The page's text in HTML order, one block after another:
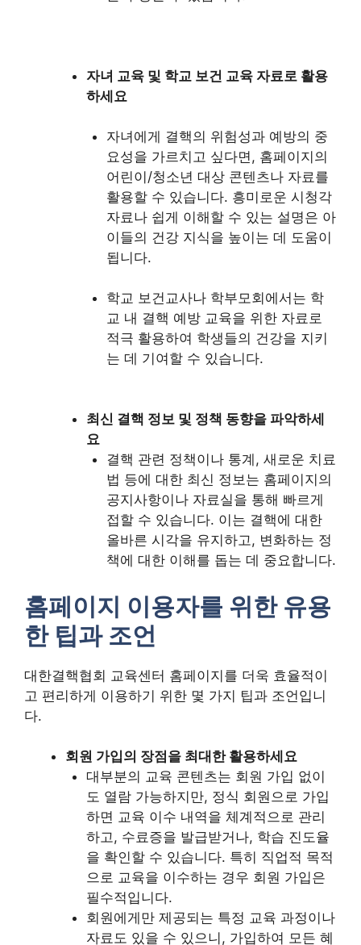
자녀 교육 및 학교 보건 교육 자료로 활용
하세요
자녀에게 결핵의 위험성과 예방의 중
요성을 가르치고 싶다면, 홈페이지의
어린이/청소년 대상 콘텐츠나 자료를
활용할 수 있습니다. 흥미로운 시청각
자료나 쉽게 이해할 수 있는 설명은 아
이들의 건강 지식을 높이는 데 도움이
됩니다.
학교 보건교사나 학부모회에서는 학
교 내 결핵 예방 교육을 위한 자료로
적극 활용하여 학생들의 건강을 지키
는 데 기여할 수 있습니다.
최신 결핵 정보 및 정책 동향을 파악하세
요
결핵 관련 정책이나 통계, 새로운 치료
법 등에 대한 최신 정보는 홈페이지의
공지사항이나 자료실을 통해 빠르게
접할 수 있습니다. 이는 결핵에 대한
올바른 시각을 유지하고, 변화하는 정
책에 대한 이해를 돕는 데 중요합니다.
홈페이지 이용자를 위한 유용
한 팁과 조언
대한결핵협회 교육센터 홈페이지를 더욱 효율적이
고 편리하게 이용하기 위한 몇 가지 팁과 조언입니
다.
회원 가입의 장점을 최대한 활용하세요
대부분의 교육 콘텐츠는 회원 가입 없이
도 열람 가능하지만, 정식 회원으로 가입
하면 교육 이수 내역을 체계적으로 관리
하고, 수료증을 발급받거나, 학습 진도율
을 확인할 수 있습니다. 특히 직업적 목적
으로 교육을 이수하는 경우 회원 가입은
필수적입니다.
회원에게만 제공되는 특정 교육 과정이나
자료도 있을 수 있으니, 가입하여 모든 혜